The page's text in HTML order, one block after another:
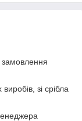
замовлення
зі срібла